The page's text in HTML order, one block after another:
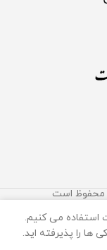
استفاده می کنیم.
ها را پذیرفته اید.